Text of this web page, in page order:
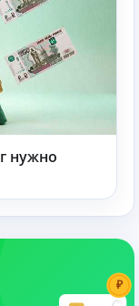
нужно
₽